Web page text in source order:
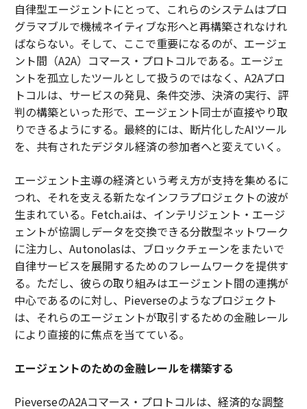
自律型エージェントにとって、これらのシステムはプロ
グラマブルで機械ネイティブな形へと再構築されなけれ
ばならない。そして、ここで重要になるのが、エージェ
ント間（A2A）コマース・プロトコルである。エージェ
ントを孤立したツールとして扱うのではなく、A2Aプロ
トコルは、サービスの発見、条件交渉、決済の実行、評
判の構築といった形で、エージェント同士が直接やり取
りできるようにする。最終的には、断片化したAIツール
を、共有されたデジタル経済の参加者へと変えていく。
エージェント主導の経済という考え方が支持を集めるに
つれ、それを支える新たなインフラプロジェクトの波が
生まれている。Fetch.aiは、インテリジェント・エージ
ェントが協調しデータを交換できる分散型ネットワーク
に注力し、Autonolasは、ブロックチェーンをまたいで
自律サービスを展開するためのフレームワークを提供す
る。ただし、彼らの取り組みはエージェント間の連携が
中心であるのに対し、Pieverseのようなプロジェクト
は、それらのエージェントが取引するための金融レール
により直接的に焦点を当てている。
エージェントのための金融レールを構築する
PieverseのA2Aコマース・プロトコルは、経済的な調整